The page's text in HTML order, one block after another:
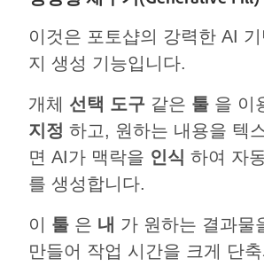
이것은 포토샵의 강력한 AI 기
지 생성 기능입니다.
개체 선택 도구 같은 툴 을 이
지정 하고, 원하는 내용을 텍
면 AI가 맥락을 인식 하여 자
를 생성합니다.
이 툴 은 내 가 원하는 결과물
만들어 작업 시간을 크게 단